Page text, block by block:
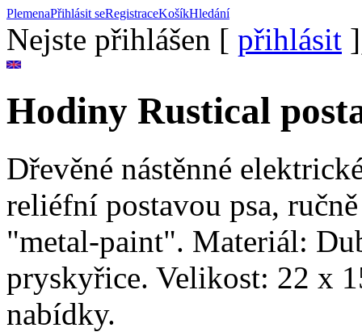
PlemenaPřihlásit seRegistraceKošíkHledání
Nejste přihlášen [ přihlásit
Hodiny Rustical
Dřevěné nástěnné
reliéfní postavou psa,
"metal-paint". Materiál:
pryskyřice. Velikost: 22 x
nabídky.